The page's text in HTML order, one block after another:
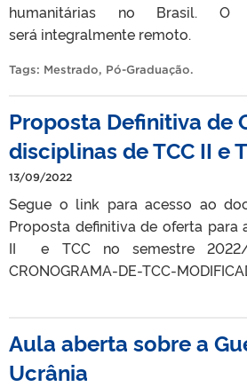
humanitárias no Brasil. O
será integralmente remoto.
Tags: Mestrado, Pó-Graduação.
Proposta Definitiva de
disciplinas de TCC II e
13/09/2022
Segue o link para acesso ao
Proposta definitiva de oferta para
II e TCC no semestre
CRONOGRAMA-DE-TCC-
Aula aberta sobre a
Ucrânia